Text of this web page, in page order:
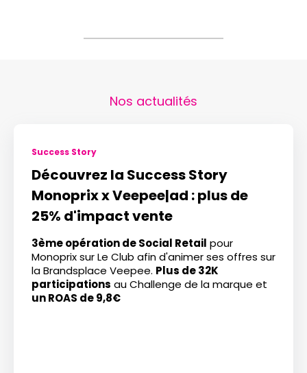
Nos actualités
Success Story
Découvrez la Success Story
Monoprix x Veepee|ad : plus de
25% d'impact vente
3ème opération de Social Retail pour
Monoprix sur Le Club afin d'animer ses offres sur
la Brandsplace Veepee. Plus de 32K
participations au Challenge de la marque et
un ROAS de 9,8€